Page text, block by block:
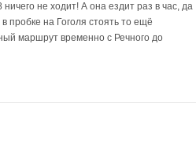
не ходит! А она ездит раз в час, да
пробке на Гоголя стоять то ещё
маршрут временно с Речного до